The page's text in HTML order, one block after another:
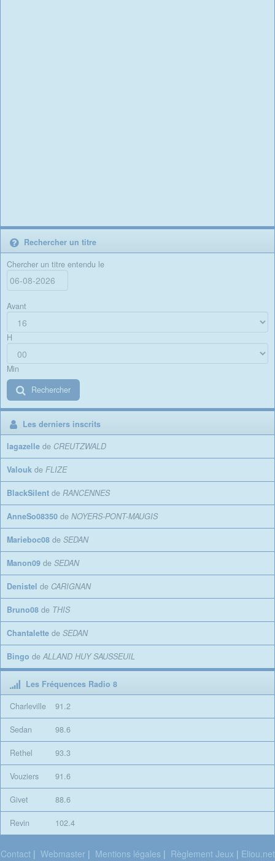
Rechercher un titre
Chercher un titre entendu le
Avant
H
Min
Rechercher
Les derniers inscrits
lagazelle de CREUTZWALD
Valouk de FLIZE
BlackSilent de RANCENNES
AnneSo08350 de NOYERS-PONT-MAUGIS
Marieboc08 de SEDAN
Manon09 de SEDAN
Denistel de CARIGNAN
Bruno08 de THIS
Chantalette de SEDAN
Bingo de ALLAND HUY SAUSSEUIL
Les Fréquences Radio 8
Charleville
91.2
Sedan 98.6
Rethel 93.3
Vouziers 91.6
Givet 88.6
Revin 102.4
Contact| Webmaster| Mentions légales | Règlement Jeux | Eliou.net